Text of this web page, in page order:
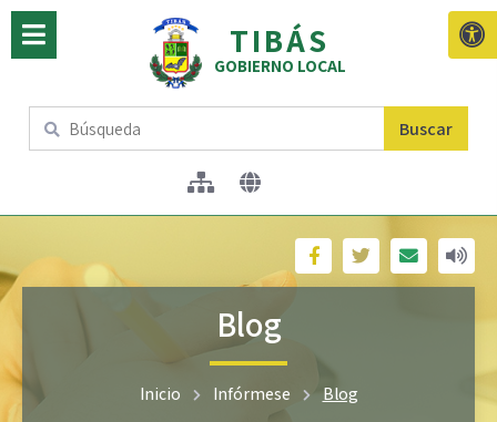
TIBÁS
GOBIERNO LOCAL
Buscar
Blog
Inicio Infórmese Blog